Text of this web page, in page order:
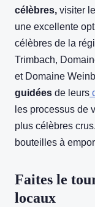
célèbres, visiter
une excellente
célèbres de la
Trimbach,
et Domaine
guidées de leurs
les processus de
plus célèbres
bouteilles à
Faites le
locaux